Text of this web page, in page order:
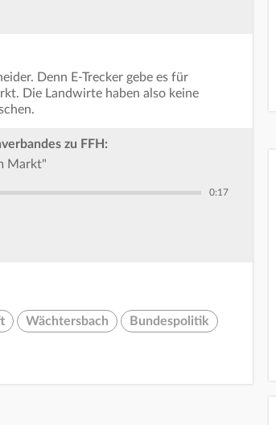
Denn E-Trecker gebe es für
Die Landwirte haben also keine
zu FFH:
Markt"
0:17
Wächtersbach Bundespolitik